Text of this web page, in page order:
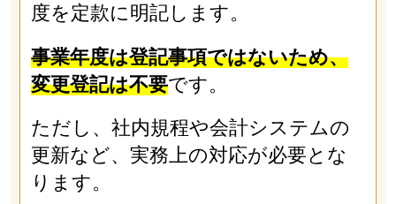
度を定款に明記します。
事業年度は登記事項ではないため、
変更登記は不要です。
ただし、社内規程や会計システムの
更新など、実務上の対応が必要とな
ります。